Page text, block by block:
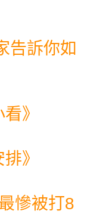
告訴你如
看》
排》
慘被打8